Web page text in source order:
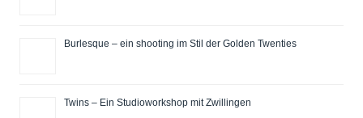
Burlesque – ein shooting im Stil der Golden Twenties
Twins – Ein Studioworkshop mit Zwillingen